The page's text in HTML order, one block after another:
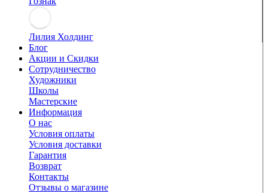
Лилия Холдинг
Блог
Акции и Скидки
Сотрудничество
Художники
Школы
Мастерские
Информация
О нас
Условия оплаты
Условия доставки
Гарантия
Возврат
Контакты
Отзывы о магазине